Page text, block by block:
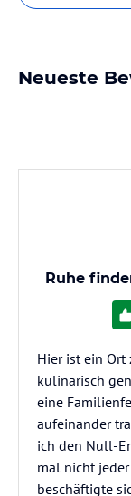
Neueste
Ruhe
Hier ist ein
kulinarisch
eine
aufeinander
ich den Null-
mal nicht
beschäftigte